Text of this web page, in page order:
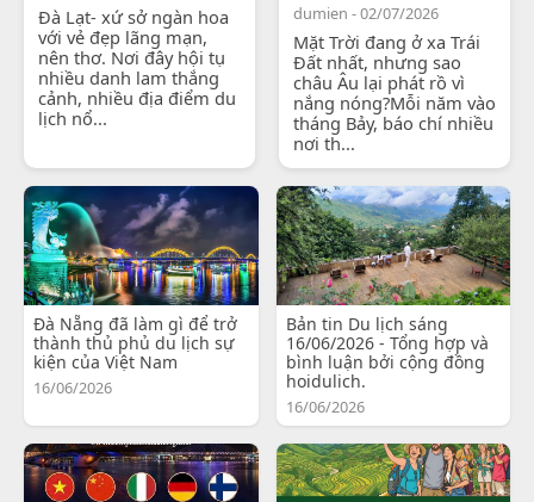
Đà Lạt- xứ sở ngàn hoa
với vẻ đẹp lãng mạn,
nên thơ. Nơi đây hội tụ
nhiều danh lam thắng
cảnh, nhiều địa điểm du
lịch nổ...
dumien - 02/07/2026
Mặt Trời đang ở xa Trái
Đất nhất, nhưng sao
châu Âu lại phát rồ vì
nắng nóng?Mỗi năm vào
tháng Bảy, báo chí nhiều
nơi th...
Đà Nẵng đã làm gì để trở
thành thủ phủ du lịch sự
kiện của Việt Nam
16/06/2026
Bản tin Du lịch sáng
16/06/2026 - Tổng hợp và
bình luận bởi cộng đồng
hoidulich.
16/06/2026